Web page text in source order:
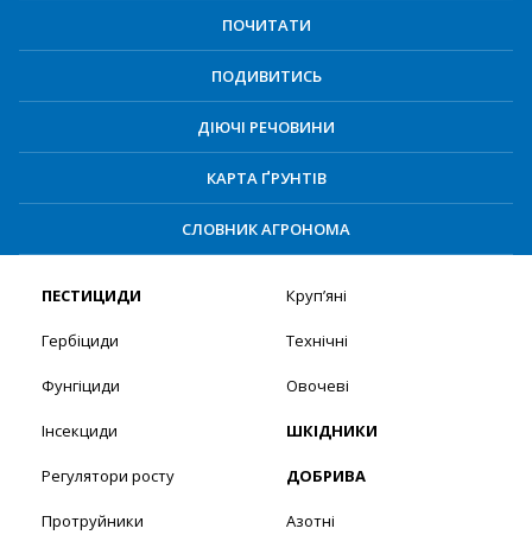
ПОЧИТАТИ
ПОДИВИТИСЬ
ДІЮЧІ РЕЧОВИНИ
КАРТА ҐРУНТІВ
СЛОВНИК АГРОНОМА
ПЕСТИЦИДИ
Гербіциди
Фунгіциди
Інсекциди
Регулятори росту
Протруйники
Круп’яні
Технічні
Овочеві
ШКІДНИКИ
ДОБРИВА
Азотні